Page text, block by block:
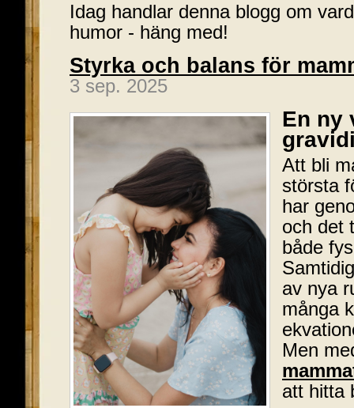
Idag handlar denna blogg om
humor - häng med!
Styrka och balans för
3 sep. 2025
En ny
Att bli
största
har
och det
både
av nya
många
Men
att hitta